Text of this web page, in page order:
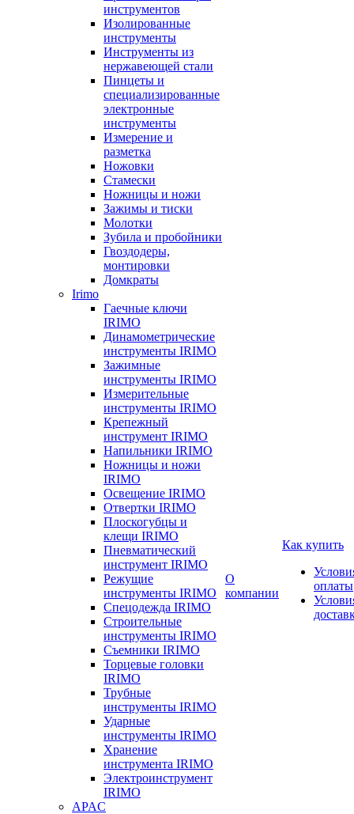
инструментов
Изолированные
инструменты
Инструменты из
нержавеющей стали
Пинцеты и
специализированные
электронные
инструменты
Измерение и
разметка
Ножовки
Стамески
Ножницы и ножи
Зажимы и тиски
Молотки
Зубила и пробойники
Гвоздодеры,
монтировки
Домкраты
Irimo
Гаечные ключи
IRIMO
Динамометрические
инструменты IRIMO
Зажимные
инструменты IRIMO
Измерительные
инструменты IRIMO
Крепежный
инструмент IRIMO
Напильники IRIMO
Ножницы и ножи
IRIMO
Освещение IRIMO
Отвертки IRIMO
Плоскогубцы и
клещи IRIMO
Пневматический
инструмент IRIMO
Режущие
инструменты IRIMO
Спецодежда IRIMO
Строительные
инструменты IRIMO
Съемники IRIMO
Торцевые головки
IRIMO
Трубные
инструменты IRIMO
Ударные
инструменты IRIMO
Хранение
инструмента IRIMO
Электроинструмент
IRIMO
APAC
О
компании
Как купить
оплаты